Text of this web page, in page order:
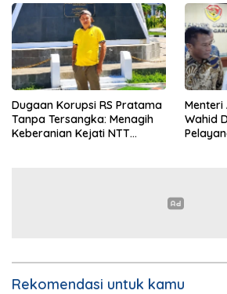
Dugaan Korupsi RS Pratama
Tanpa Tersangka: Menagih
Keberanian Kejati NTT
Menteri
Wahid
Rekomendasi untuk kamu